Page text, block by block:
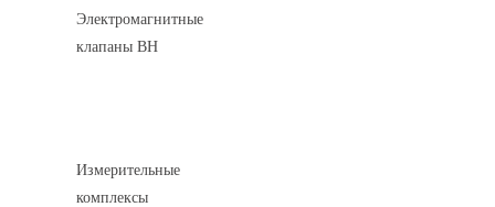
Электромагнитные
клапаны ВН
Измерительные
комплексы